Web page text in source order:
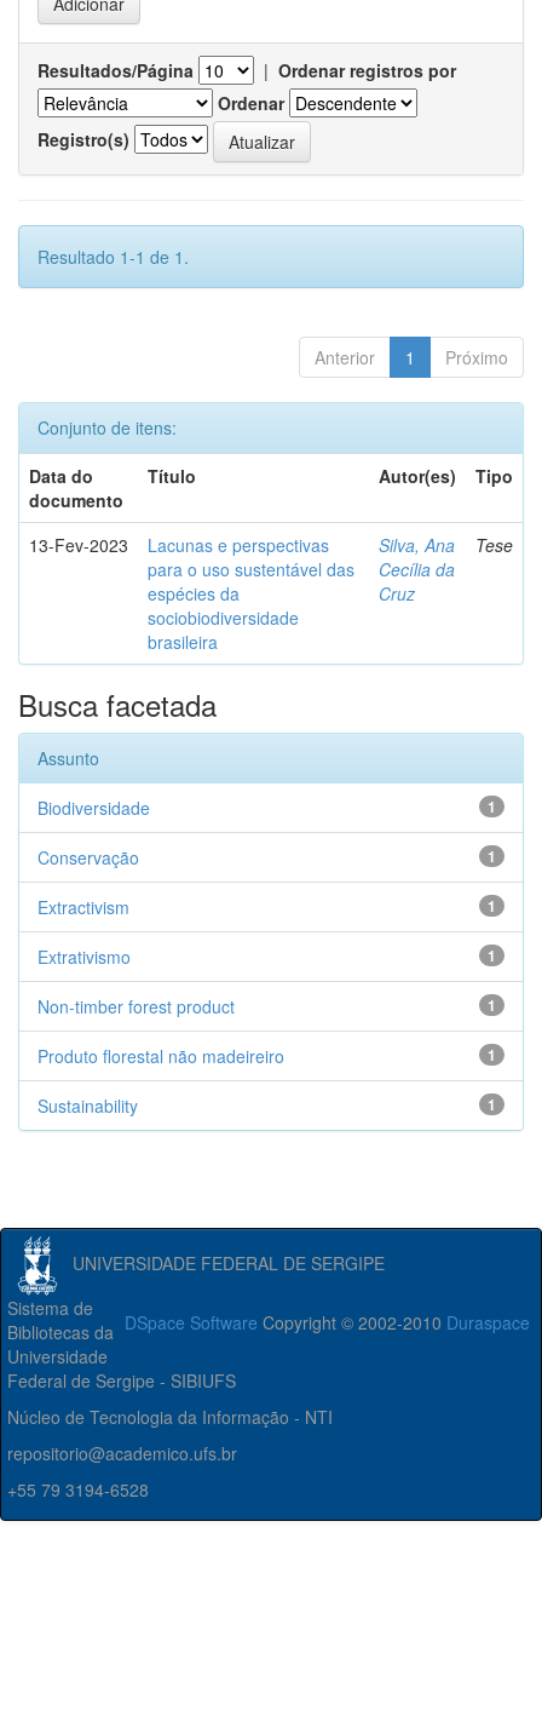
Resultados/Página | Ordenar registros por
Ordenar
Registro(s)
Resultado 1-1 de 1.
Anterior 1 Próximo
Conjunto de itens:
Data do
documento
Título Autor(es) Tipo
13-Fev-2023
Lacunas e perspectivas
para o uso sustentável das
espécies da
sociobiodiversidade
brasileira
Silva, Ana
Cecília da
Cruz
Tese
Busca facetada
Assunto
1
Biodiversidade
1
Conservação
1
Extractivism
1
Extrativismo
1
Non-timber forest product
1
Produto florestal não madeireiro
1
Sustainability
UNIVERSIDADE FEDERAL DE SERGIPE
DSpace Software Copyright © 2002-2010 Duraspace
Sistema de
Bibliotecas da
Universidade
Federal de Sergipe - SIBIUFS
Núcleo de Tecnologia da Informação - NTI
repositorio@academico.ufs.br
+55 79 3194-6528